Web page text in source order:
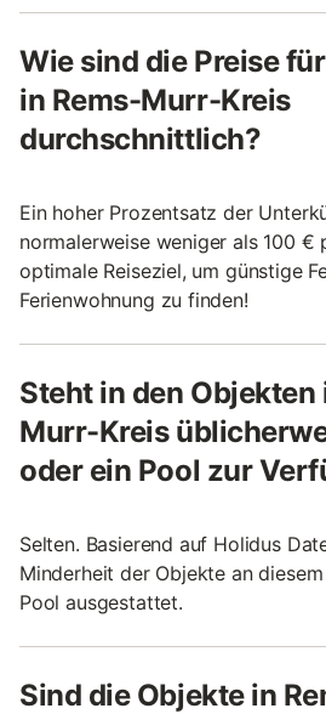
Wie sind die Preise
in Rems-Murr-Kreis
durchschnittlich?
Ein hoher Prozentsatz der
normalerweise weniger als 100 €
optimale Reiseziel, um günstige
Ferienwohnung zu finden!
Steht in den Objekten
Murr-Kreis
oder ein Pool zur
Selten. Basierend auf Holidus
Minderheit der Objekte an
Pool ausgestattet.
Sind die Objekte in